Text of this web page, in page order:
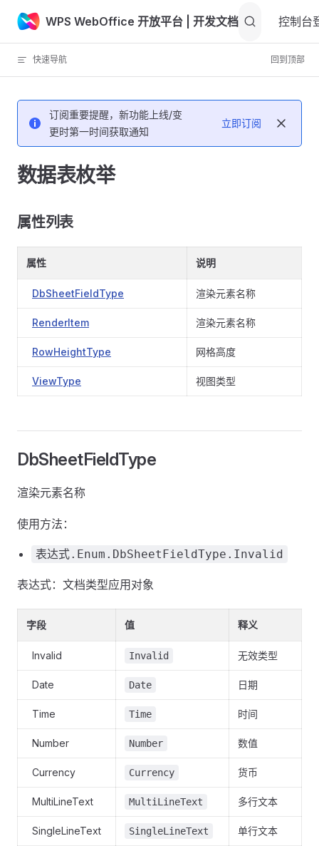
Skip to content
WPS WebOffice 开放平台 | 开发文档 控制台
快速导航 回到顶部
订阅重要提醒，新功能上线/变
更时第一时间获取通知
立即订阅
数据表枚举
属性列表
属性 说明
DbSheetFieldType 渲染元素名称
RenderItem 渲染元素名称
RowHeightType 网格高度
ViewType 视图类型
DbSheetFieldType
渲染元素名称
使用方法：
表达式.Enum.DbSheetFieldType.Invalid
表达式：文档类型应用对象
字段 值 释义
Invalid Invalid 无效类型
Date Date 日期
Time Time 时间
Number Number 数值
Currency Currency 货币
MultiLineText MultiLineText 多行文本
SingleLineText SingleLineText 单行文本